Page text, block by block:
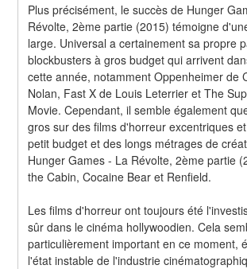
Plus précisément, le succès de Hunger
Révolte, 2ème partie (2015) témoigne
large. Universal a certainement sa propre
blockbusters à gros budget qui arrivent
cette année, notamment Oppenheimer de
Nolan, Fast X de Louis Leterrier et The
Movie. Cependant, il semble également
gros sur des films d'horreur excentriques
petit budget et des longs métrages de
Hunger Games - La Révolte, 2ème partie
the Cabin, Cocaine Bear et Renfield.
Les films d'horreur ont toujours été
sûr dans le cinéma hollywoodien. Cela
particulièrement important en ce moment,
l'état instable de l'industrie